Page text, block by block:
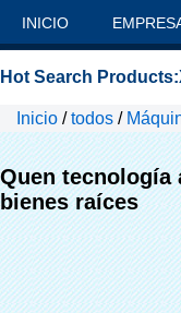
INICIO
Hot Search Products:
Inicio /todos /
dispensador para
Quen tecnología
bienes raíces